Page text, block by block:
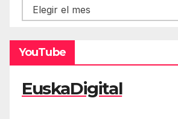
Hemeroteca
YouTube
EuskaDigital